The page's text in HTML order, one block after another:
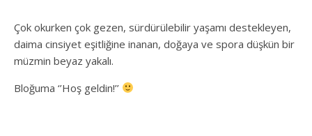
Çok okurken çok gezen, sürdürülebilir yaşamı destekleyen,
daima cinsiyet eşitliğine inanan, doğaya ve spora düşkün bir
müzmin beyaz yakalı.
Bloğuma ‘’Hoş geldin!’’